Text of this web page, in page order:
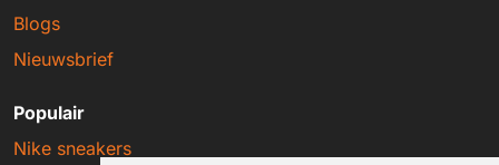
Blogs
Nieuwsbrief
Populair
Nike sneakers